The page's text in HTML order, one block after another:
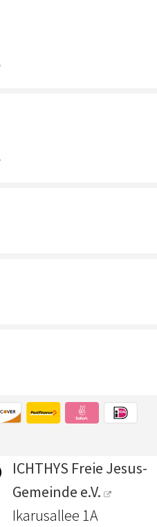
ICHTHYS Freie Jesus-
Gemeinde e.V.
Ikarusallee 1A